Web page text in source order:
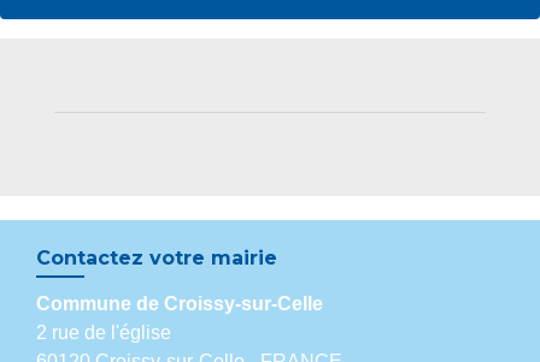
Contactez votre mairie
Commune de Croissy-sur-Celle
2 rue de l'église